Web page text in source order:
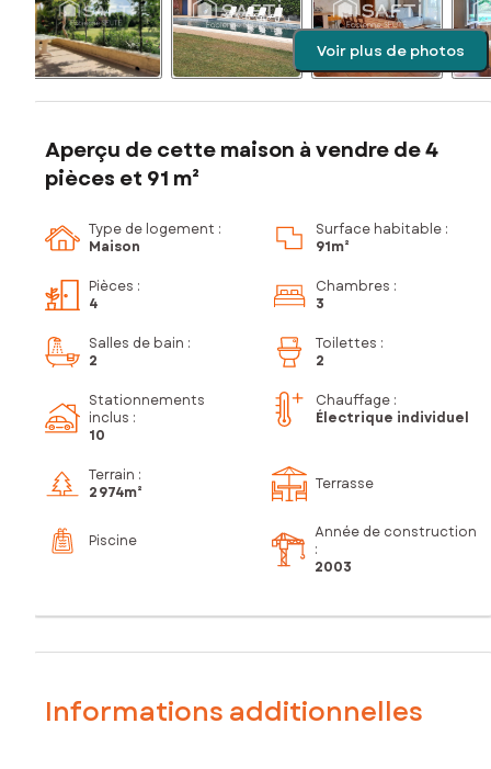
Voir plus de photos
Aperçu de cette maison à vendre de 4
pièces et 91 m²
Type de logement :
Maison
Surface habitable :
91m²
Pièces :
4
Chambres :
3
Salles de bain :
2
Toilettes :
2
Stationnements
inclus :
10
Chauffage :
Électrique individuel
Terrain :
2 974m²
Terrasse
Piscine
Année de construction
:
2003
Informations additionnelles